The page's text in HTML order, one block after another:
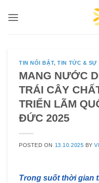
TIN NỔI BẬT,TIN TỨC & SỰ
MANG NƯỚC
TRÁI CÂY
TRIỂN LÃM
ĐỨC 2025
POSTED ON 13.10.2025 BY
Trong suốt thời gian